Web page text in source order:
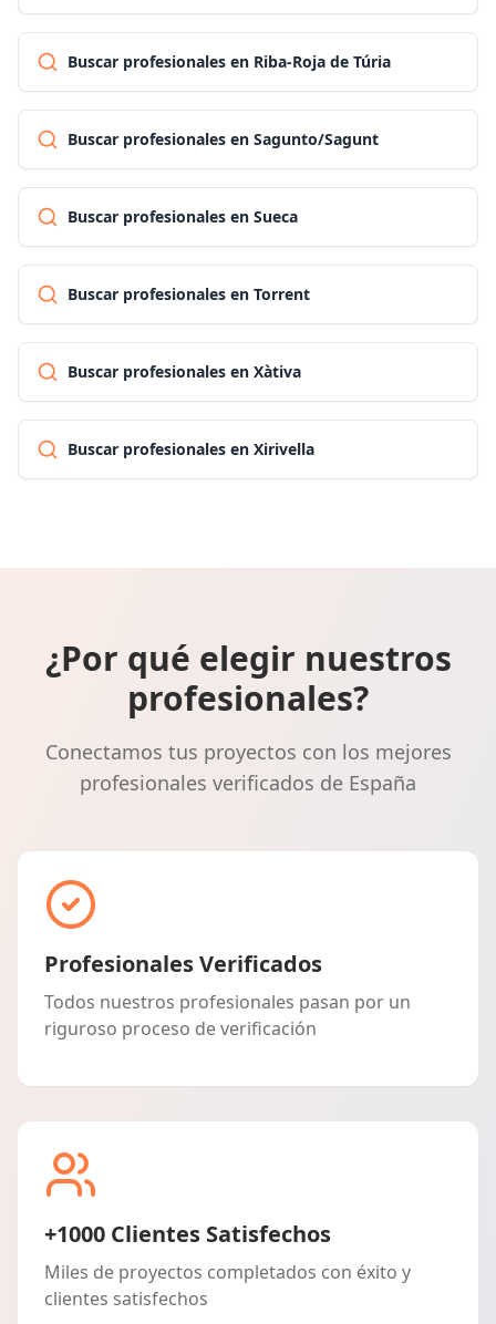
Buscar profesionales en Riba-Roja de Túria
Buscar profesionales en Sagunto/Sagunt
Buscar profesionales en Sueca
Buscar profesionales en Torrent
Buscar profesionales en Xàtiva
Buscar profesionales en Xirivella
¿Por qué elegir nuestros
profesionales?
Conectamos tus proyectos con los mejores
profesionales verificados de España
Profesionales Verificados
Todos nuestros profesionales pasan por un
riguroso proceso de verificación
+1000 Clientes Satisfechos
Miles de proyectos completados con éxito y
clientes satisfechos